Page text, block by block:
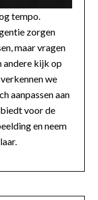
tempo.
zorgen
maar vragen
andere kijk op
we
aanpassen aan
voor de
en neem